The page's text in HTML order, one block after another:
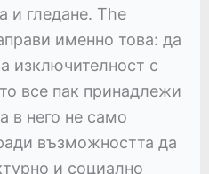
и гледане. The
именно това: да
изключителност с
все пак принадлежи
в него не само
възможността да
и социално